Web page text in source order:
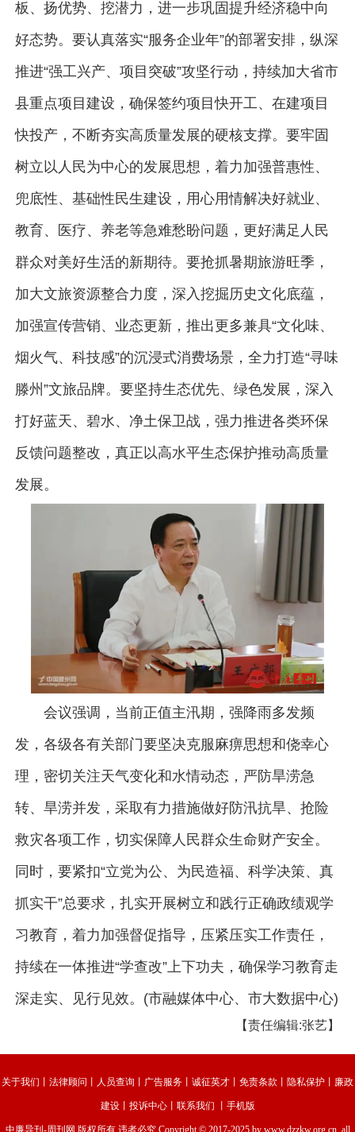
板、扬优势、挖潜力，进一步巩固提升经济稳中向
好态势。要认真落实“服务企业年”的部署安排，纵深
推进“强工兴产、项目突破”攻坚行动，持续加大省市
县重点项目建设，确保签约项目快开工、在建项目
快投产，不断夯实高质量发展的硬核支撑。要牢固
树立以人民为中心的发展思想，着力加强普惠性、
兜底性、基础性民生建设，用心用情解决好就业、
教育、医疗、养老等急难愁盼问题，更好满足人民
群众对美好生活的新期待。要抢抓暑期旅游旺季，
加大文旅资源整合力度，深入挖掘历史文化底蕴，
加强宣传营销、业态更新，推出更多兼具“文化味、
烟火气、科技感”的沉浸式消费场景，全力打造“寻味
滕州”文旅品牌。要坚持生态优先、绿色发展，深入
打好蓝天、碧水、净土保卫战，强力推进各类环保
反馈问题整改，真正以高水平生态保护推动高质量
发展。
会议强调，当前正值主汛期，强降雨多发频
发，各级各有关部门要坚决克服麻痹思想和侥幸心
理，密切关注天气变化和水情动态，严防旱涝急
转、旱涝并发，采取有力措施做好防汛抗旱、抢险
救灾各项工作，切实保障人民群众生命财产安全。
同时，要紧扣“立党为公、为民造福、科学决策、真
抓实干”总要求，扎实开展树立和践行正确政绩观学
习教育，着力加强督促指导，压紧压实工作责任，
持续在一体推进“学查改”上下功夫，确保学习教育走
深走实、见行见效。(市融媒体中心、市大数据中心)
【责任编辑:张艺】
关于我们 法律顾问 人员查询 广告服务 诚征英才 免责条款 隐私保护 廉政
建设丨 投诉中心丨 联系我们 手机版
中廉导刊-周刊网 版权所有 违者必究 Copyright © 2017-2025 by www.dzzkw.org.cn. all